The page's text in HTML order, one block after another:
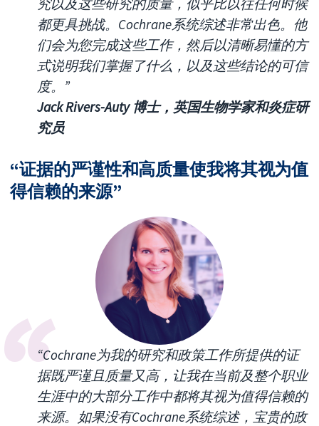
都更具挑战。Cochrane系统综述非常出色。他
们会为您完成这些工作，然后以清晰易懂的方
式说明我们掌握了什么，以及这些结论的可信
度。”
Jack Rivers-Auty 博士，英国生物学家和炎症研
究员
“证据的严谨性和高质量使我将其视为值
得信赖的来源”
“Cochrane为我的研究和政策工作所提供的证
据既严谨且质量又高，让我在当前及整个职业
生涯中的大部分工作中都将其视为值得信赖的
来源。如果没有Cochrane系统综述，宝贵的政